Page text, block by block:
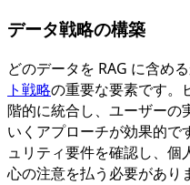
データ戦略の構築
どのデータを RAG に含め
ト戦略の重要な要素です。
階的に統合し、ユーザーの
いくアプローチが効果的で
ュリティ要件を確認し、個
心の注意を払う必要があり